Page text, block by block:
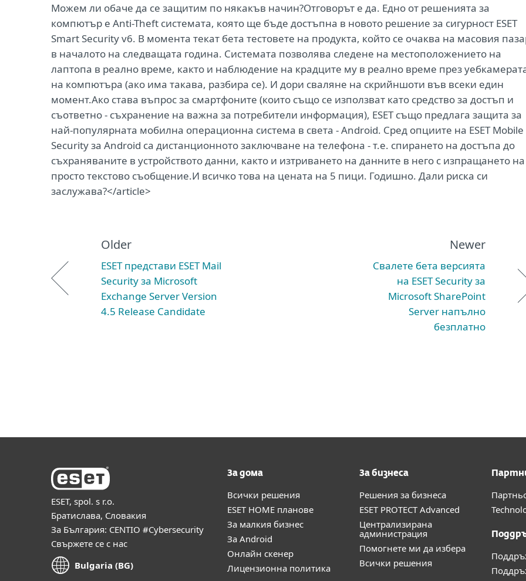
Можем ли обаче да се защитим по някакъв начин?Отговорът е да. Едно от решенията за
компютър е Anti-Theft системата, която ще бъде достъпна в новото решение за сигурност ESET
Smart Security v6. В момента текат бета тестовете на продукта, който се очаква на масовия
в началото на следващата година. Системата позволява следене на местоположението на
лаптопа в реално време, както и наблюдение на крадците му в реално време през
на компютъра (ако има такава, разбира се). И дори сваляне на скрийншоти във всеки един
момент.Ако става въпрос за смартфоните (които също се използват като средство за достъп и
съответно - съхранение на важна за потребители информация), ESET също предлага защита за
най-популярната мобилна операционна система в света - Android. Сред опциите на ESET Mobile
Security за Android са дистанционното заключване на телефона - т.е. спирането на достъпа до
съхраняваните в устройството данни, както и изтриването на данните в него с изпращането на
просто текстово съобщение.И всичко това на цената на 5 пици. Годишно. Дали риска си
заслужава?</article>
Older
ESET представи ESET Mail
Security за Microsoft
Exchange Server Version
4.5 Release Candidate
Newer
Свалете бета версията
на ESET Security за
Microsoft SharePoint
Server напълно
безплатно
ESET, spol. s r.o.
Братислава, Словакия
За България: CENTIO #Cybersecurity
Свържете се с нас
Bulgaria (BG)
За дома
Всички решения
ESET HOME планове
За малкия бизнес
За Android
Онлайн скенер
Лицензионна политика
За бизнеса
Решения за бизнеса
ESET PROTECT Advanced
Централизирана
администрация
Помогнете ми да избера
Всички решения